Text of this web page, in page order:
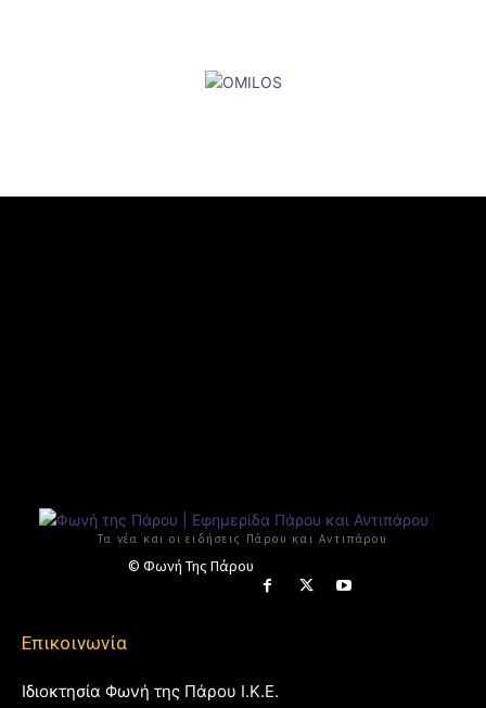
Τα νέα και οι ειδήσεις Πάρου και Αντιπάρου
© Φωνή Της Πάρου
Επικοινωνία
Ιδιοκτησία Φωνή της Πάρου Ι.Κ.Ε.